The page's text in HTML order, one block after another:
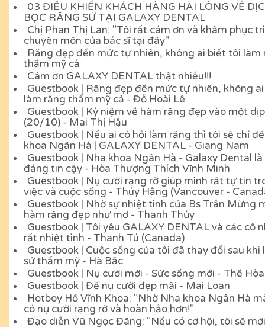
03 ĐIỀU KHIẾN KHÁCH HÀNG HÀI LÒNG VỀ
BỌC RĂNG SỨ TẠI GALAXY DENTAL
Chị Phan Thị Lan: "Tôi rất cám ơn và khâm phục
chuyên môn của bác sĩ tại đây"
Răng đẹp đến mức tự nhiên, không ai biết tôi làm
thẩm mỹ cả
Cám ơn GALAXY DENTAL thật nhiều!!!
Guestbook | Răng đẹp đến mức tự nhiên, không
làm răng thẩm mỹ cả - Đỗ Hoài Lê
Guestbook | Kỷ niệm về hàm răng đẹp vào một
(20/10) - Mai Thị Hậu
Guestbook | Nếu ai có hỏi làm răng thì tôi sẽ chỉ
khoa Ngân Hà | GALAXY DENTAL - Giang Nam
Guestbook | Nha khoa Ngân Hà - Galaxy Dental là
đáng tin cậy - Hòa Thượng Thích Vĩnh Minh
Guestbook | Nụ cười rạng rỡ giúp mình rất tự tin
việc và cuộc sống - Thúy Hằng (Vancouver -
Guestbook | Nhờ sự nhiệt tình của Bs Trần Mừng
hàm răng đẹp như mơ - Thanh Thủy
Guestbook | Tôi yêu GALAXY DENTAL và các cô
rất nhiệt tình - Thanh Tú (Canada)
Guestbook | Cuộc sống của tôi đã thay đổi sau khi
sứ thẩm mỹ - Hà Bắc
Guestbook | Nụ cười mới - Sức sống mới - Thế Hòa
Guestbook | Để nụ cười đẹp mãi - Mai Loan
Hotboy Hồ Vĩnh Khoa: "Nhờ Nha khoa Ngân Hà
có nụ cười rạng rỡ và hoàn hảo hơn!"
Đạo diễn Vũ Ngọc Đãng: "Nếu có cơ hội, tôi sẽ